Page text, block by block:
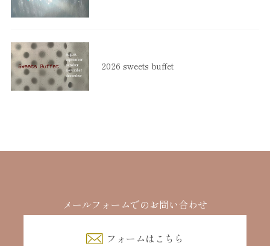
2026 sweets buffet
メールフォームでのお問い合わせ
フォームはこちら